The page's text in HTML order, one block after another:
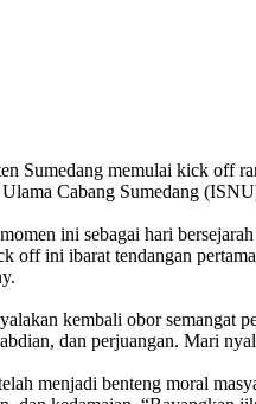
Sumedang memulai kick off
Cabang Sumedang
ini sebagai hari
ini ibarat tendangan
kembali obor semangat
dan perjuangan. Mari
menjadi benteng moral